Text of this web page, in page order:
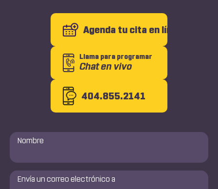
Agenda tu cita en línea
Llama para programar
Chat en vivo
404.855.2141
Nombre
Envía
un